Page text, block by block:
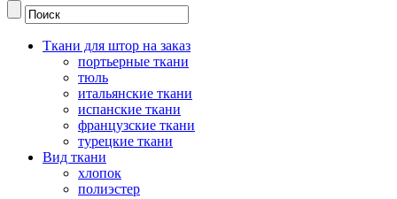
Ткани для штор на заказ
портьерные ткани
тюль
итальянские ткани
испанские ткани
французские ткани
турецкие ткани
Вид ткани
хлопок
полиэстер